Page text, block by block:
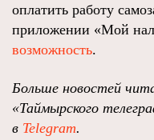
оплатить работу
приложении «Мой
возможность.
Больше новостей
«Таймырского
в Telegram.